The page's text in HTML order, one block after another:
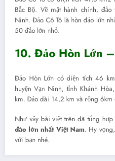
Bắc Bộ. Về mặt hành chính, đảo
Ninh. Đảo Cô Tô là hòn đảo lớn
50 đảo lớn nhỏ.
10. Đảo Hòn Lớn
Đảo Hòn Lớn có diện tích 46
huyện Vạn Ninh, tỉnh Khánh
km. Đảo dài 14,2 km và rộng 6km
Như vậy bài viết trên đã tổng
đảo lớn nhất Việt Nam. Hy
với bạn nhé.